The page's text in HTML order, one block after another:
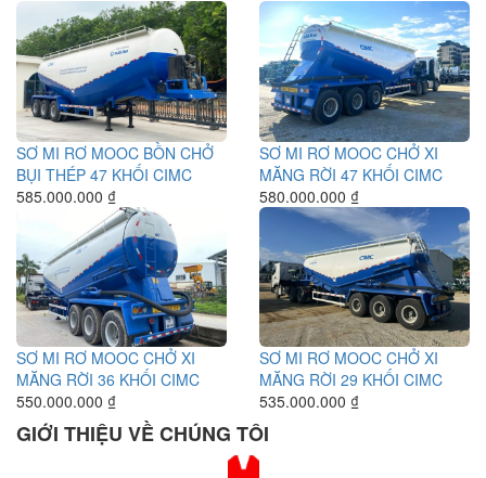
SƠ MI RƠ MOOC BỒN CHỞ
BỤI THÉP 47 KHỐI CIMC
585.000.000 ₫
SƠ MI RƠ MOOC CHỞ XI
MĂNG RỜI 47 KHỐI CIMC
580.000.000 ₫
SƠ MI RƠ MOOC CHỞ XI
MĂNG RỜI 36 KHỐI CIMC
550.000.000 ₫
SƠ MI RƠ MOOC CHỞ XI
MĂNG RỜI 29 KHỐI CIMC
535.000.000 ₫
GIỚI THIỆU VỀ CHÚNG TÔI